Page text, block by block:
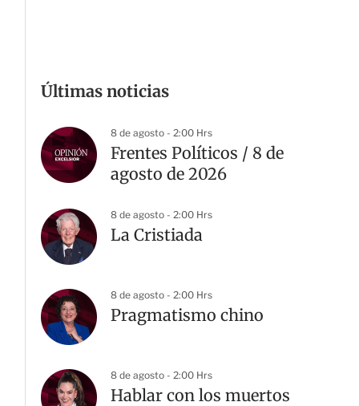
Últimas noticias
8 de agosto - 2:00 Hrs
Frentes Políticos / 8 de
agosto de 2026
8 de agosto - 2:00 Hrs
La Cristiada
8 de agosto - 2:00 Hrs
Pragmatismo chino
8 de agosto - 2:00 Hrs
Hablar con los muertos